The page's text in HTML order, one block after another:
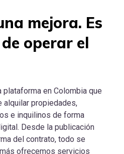
mejora. Es
operar el
en Colombia que
alquilar propiedades,
e inquilinos de forma
Desde la publicación
del contrato, todo se
ofrecemos servicios